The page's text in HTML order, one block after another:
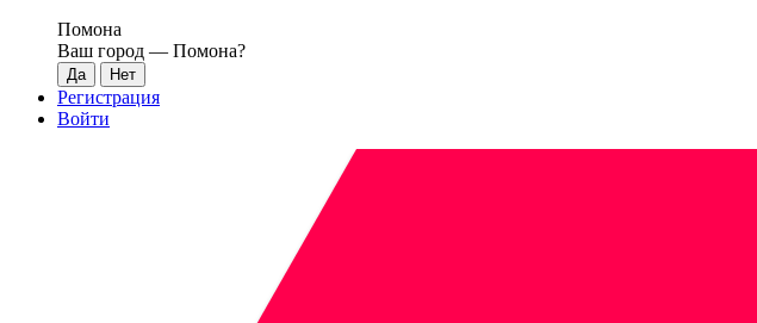
Помона
Ваш город — Помона?
Регистрация
Войти